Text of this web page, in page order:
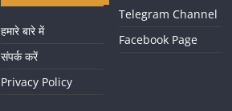
हमारे बारे में
संपर्क करें
Privacy Policy
Telegram Channel
Facebook Page